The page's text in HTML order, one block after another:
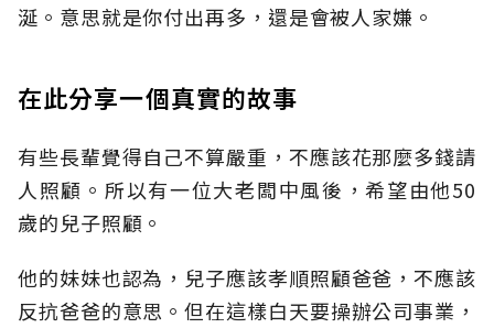
涎。意思就是你付出再多，還是會被人家嫌。
在此分享一個真實的故事
有些長輩覺得自己不算嚴重，不應該花那麼多錢請
人照顧。所以有一位大老闆中風後，希望由他50
歲的兒子照顧。
他的妹妹也認為，兒子應該孝順照顧爸爸，不應該
反抗爸爸的意思。但在這樣白天要操辦公司事業，